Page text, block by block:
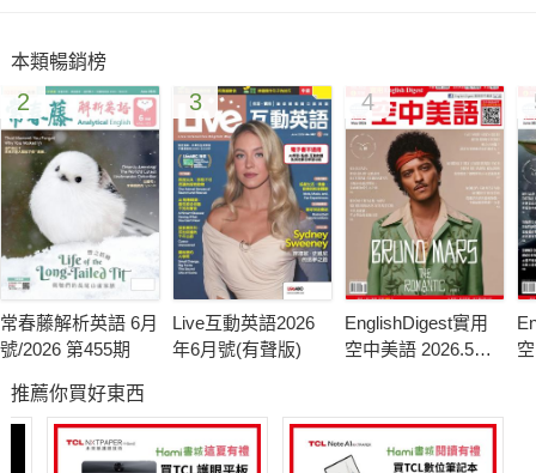
本類暢銷榜
2
常春藤解析英語 6月
號/2026 第455期
3
Live互動英語2026
年6月號(有聲版)
4
EnglishDigest實用
空中美語 2026.5月
推薦你買好東西